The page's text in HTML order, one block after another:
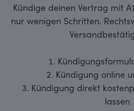
Kündige deinen Vertrag mit
nur wenigen Schritten.
Kündigung online
Kündigung direkt
lassen